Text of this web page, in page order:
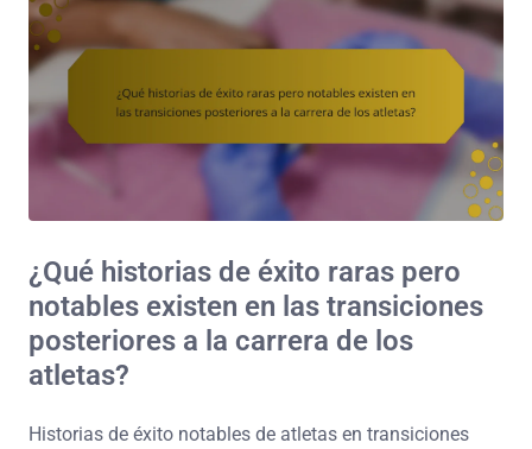
¿Qué historias de éxito raras pero
notables existen en las transiciones
posteriores a la carrera de los
atletas?
Historias de éxito notables de atletas en transiciones